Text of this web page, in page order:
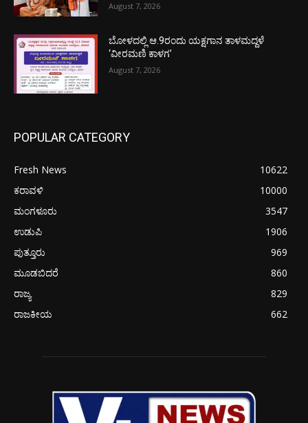
August 7, 2026
ಬೋಳದಲ್ಲಿ ಆ.9ರಂದು ಯಕ್ಷಗಾನ ತಾಳಮದ್ದಳೆ
‘ವೀರಮಣಿ ಕಾಳಗ’
August 7, 2026
POPULAR CATEGORY
Fresh News
10622
ಕರಾವಳಿ
10000
ಮಂಗಳೂರು
3547
ಉಡುಪಿ
1906
ಪುತ್ತೂರು
969
ಮೂಡಬಿದರೆ
860
ರಾಜ್ಯ
829
ರಾಜಕೀಯ
662